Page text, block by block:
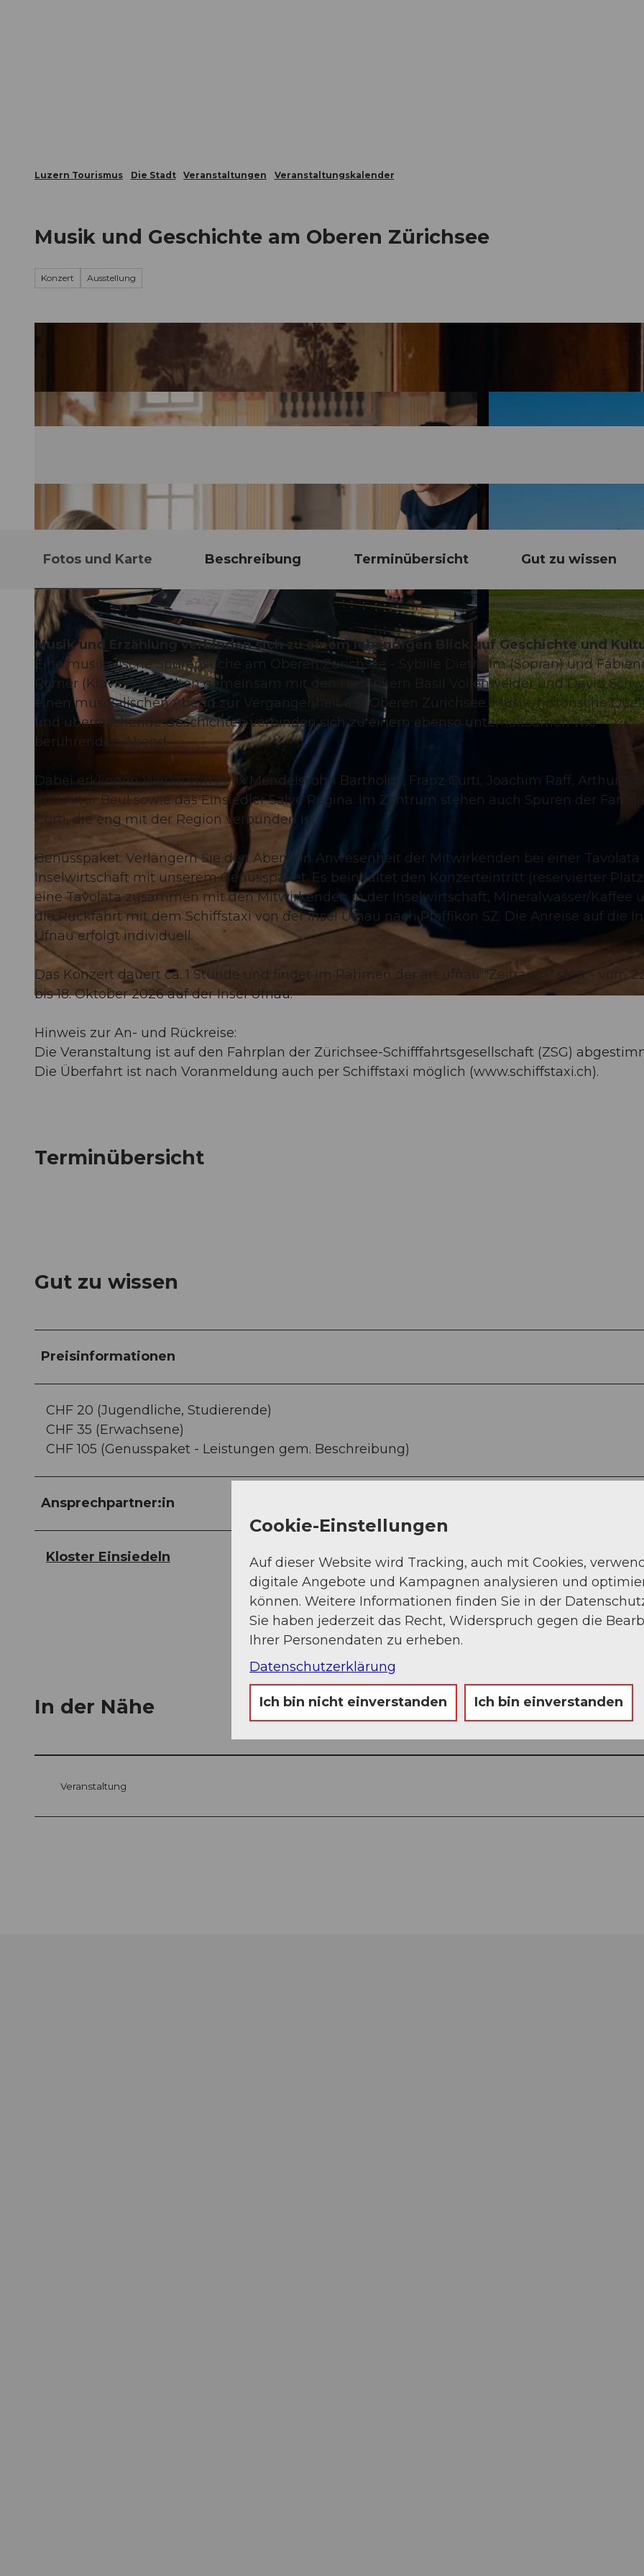
Luzern Tourismus Die Stadt Veranstaltungen Veranstaltungskalender
Musik und Geschichte am Oberen Zürichsee
Konzert Ausstellung
Fotos und Karte Beschreibung Terminübersicht Gut zu wissen
Musik und Erzählung verbinden sich zu einem lebendigen Blick auf Geschichte und
Eine musikalische Spurensuche am Oberen Zürichsee - Sybille Diethelm (Sopran) und
Romer (Klavier) gestalten gemeinsam mit den Historikern Basil Vollenweider und David
einen musikalischen Abend zur Vergangenheit am Oberen Zürichsee. Musik, historische
und überraschende Geschichten verbinden sich zu einem ebenso unterhaltsamen wie
berührenden Abend.
Dabei erklingen Werke von Felix Mendelssohn Bartholdy, Franz Curti, Joachim Raff, Arthur
und Artur Beul sowie das Einsiedler Salve Regina. Im Zentrum stehen auch Spuren der
Curti, die eng mit der Region verbunden ist.
Genusspaket: Verlängern Sie den Abend in Anwesenheit der Mitwirkenden bei einer Tavolata
Inselwirtschaft mit unserem Genusspaket. Es beinhaltet den Konzerteintritt (reservierter
eine Tavolata zusammen mit den Mitwirkenden in der Inselwirtschaft, Mineralwasser/Kaffee
die Rückfahrt mit dem Schiffstaxi von der Insel Ufnau nach Pfäffikon SZ. Die Anreise auf die
Ufnau erfolgt individuell.
Das Konzert dauert ca. 1 Stunde und findet im Rahmen der art ufnau "Zeitraum" statt - vom
bis 18. Oktober 2026 auf der Insel Ufnau.
Hinweis zur An- und Rückreise:
Die Veranstaltung ist auf den Fahrplan der Zürichsee-Schifffahrtsgesellschaft (ZSG)
Die Überfahrt ist nach Voranmeldung auch per Schiffstaxi möglich (www.schiffstaxi.ch).
Terminübersicht
Gut zu wissen
Preisinformationen
CHF 20 (Jugendliche, Studierende)
CHF 35 (Erwachsene)
CHF 105 (Genusspaket - Leistungen gem. Beschreibung)
Ansprechpartner:in
Kloster Einsiedeln
In der Nähe Auf der Karte
Veranstaltung
Cookie-Einstellungen
Auf dieser Website wird Tracking, auch mit Cookies,
digitale Angebote und Kampagnen analysieren und
können. Weitere Informationen finden Sie in der
Sie haben jederzeit das Recht, Widerspruch gegen die
Ihrer Personendaten zu erheben.
Datenschutzerklärung
Ich bin nicht einverstanden Ich bin einverstanden